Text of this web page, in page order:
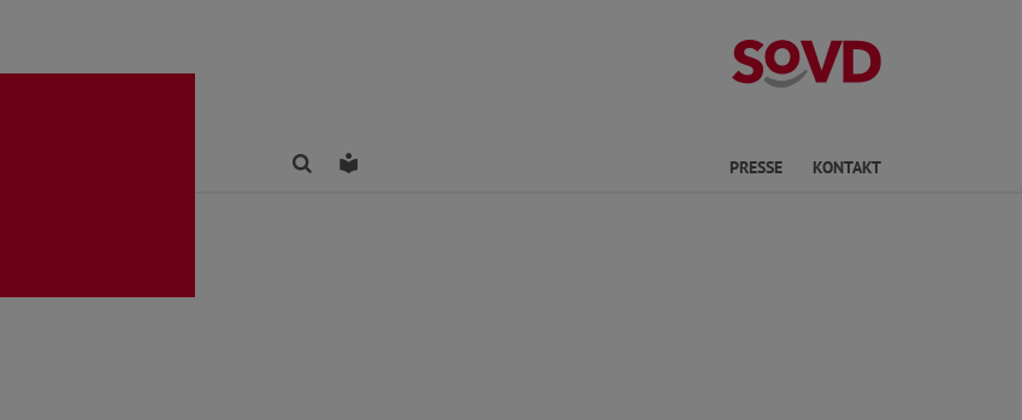
Kreisverband
FindenLeichte Sprache PRESSE KONTAKT